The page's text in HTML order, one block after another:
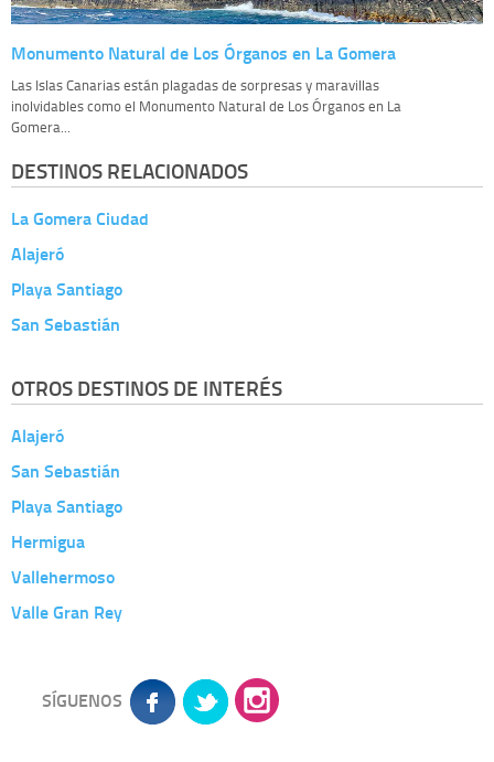
Monumento Natural de Los Órganos en La Gomera
Las Islas Canarias están plagadas de sorpresas y maravillas
inolvidables como el Monumento Natural de Los Órganos en La
Gomera...
DESTINOS RELACIONADOS
La Gomera Ciudad
Alajeró
Playa Santiago
San Sebastián
OTROS DESTINOS DE INTERÉS
Alajeró
San Sebastián
Playa Santiago
Hermigua
Vallehermoso
Valle Gran Rey
SÍGUENOS